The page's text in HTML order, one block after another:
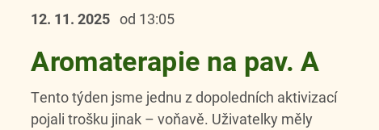
12. 11.2025 od 13:05
Aromaterapie na pav. A
Tento týden jsme jednu z dopoledních aktivizací
pojali trošku jinak – voňavě. Uživatelky měly